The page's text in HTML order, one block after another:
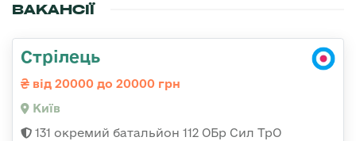
ВАКАНСІЇ
Стрілець
від 20000 до 20000 грн
Київ
131 окремий батальйон 112 ОБр Сил ТрО